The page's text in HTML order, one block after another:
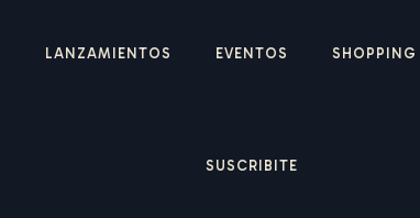
LANZAMIENTOS EVENTOS SHOPPING
SUSCRIBITE